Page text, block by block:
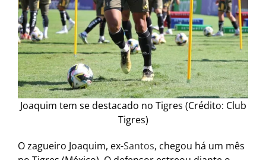
Joaquim tem se destacado no Tigres (Crédito: Club
Tigres)
O zagueiro Joaquim, ex-Santos, chegou há um mês